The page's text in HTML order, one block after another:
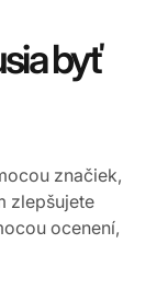
byť
značiek,
zlepšujete
ocenení,